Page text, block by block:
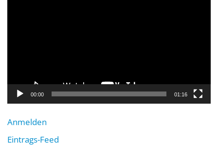
00:00 01:16
Anmelden
Eintrags-Feed